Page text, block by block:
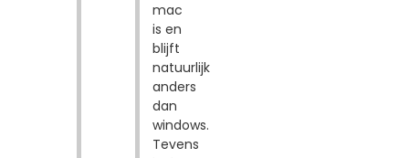
mac
is en
blijft
natuurlijk
anders
dan
windows.
Tevens